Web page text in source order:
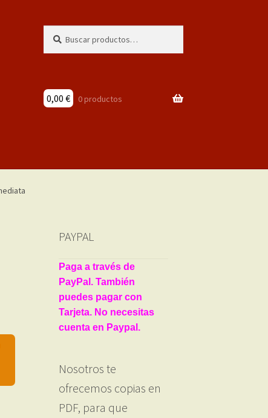
por:
0,00 € 0 productos
PAYPAL
Paga a través de
PayPal. También
puedes pagar con
Tarjeta. No necesitas
cuenta en Paypal.
Nosotros te
ofrecemos copias en
PDF, para que